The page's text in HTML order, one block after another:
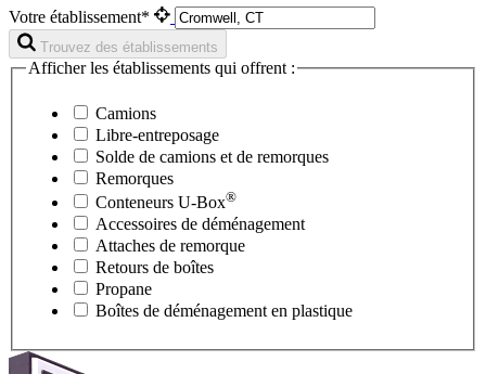
Votre établissement*
Trouvez des établissements
Afficher les établissements qui offrent :
Camions
Libre-entreposage
Solde de camions et de remorques
Remorques
Conteneurs U-Box®
Accessoires de déménagement
Attaches de remorque
Retours de boîtes
Propane
Boîtes de déménagement en plastique